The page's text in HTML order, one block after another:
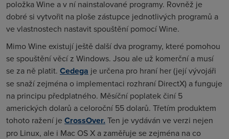
položka Wine a v ní nainstalované programy. Rovněž je
dobré si vytvořit na ploše zástupce jednotlivých programů a
ve vlastnostech nastavit spouštění pomocí Wine.
Mimo Wine existují ještě další dva programy, které pomohou
se spouštění věcí z Windows. Jsou ale už komerční a musí
se za ně platit. Cedega je určena pro hraní her (její vývojáři
se snaží zejména o implementaci rozhraní DirectX) a funguje
na principu předplatného. Měsíční poplatek činí 5
amerických dolarů a celoroční 55 dolarů. Třetím produktem
tohoto ražení je CrossOver.Ten je vydáván ve verzi nejen
pro Linux, ale i Mac OS X a zaměřuje se zejména na co